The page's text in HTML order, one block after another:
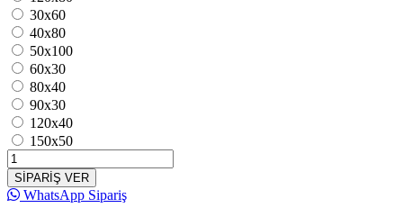
30x60
40x80
50x100
60x30
80x40
90x30
120x40
150x50
SİPARİŞ VER
WhatsApp Sipariş